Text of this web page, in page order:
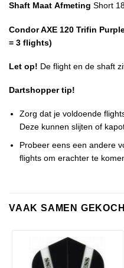
Shaft Maat Afmeting Short
Condor AXE 120 Trifin
= 3 flights)
Let op! De flight en de shaft
Dartshopper tip!
Zorg dat je voldoende
Deze kunnen slijten of
Probeer eens een andere
flights om erachter te
VAAK SAMEN